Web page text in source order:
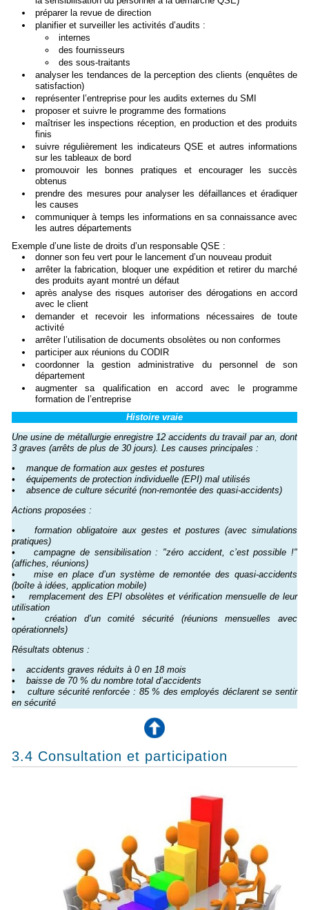
préparer la revue de direction
planifier et surveiller les activités d’audits :
internes
des fournisseurs
des sous-traitants
analyser les tendances de la perception des clients (enquêtes de
satisfaction)
représenter l’entreprise pour les audits externes du SMI
proposer et suivre le programme des formations
maîtriser les inspections réception, en production et des produits
finis
suivre régulièrement les indicateurs QSE et autres informations
sur les tableaux de bord
promouvoir les bonnes pratiques et encourager les succès
obtenus
prendre des mesures pour analyser les défaillances et éradiquer
les causes
communiquer à temps les informations en sa connaissance avec
les autres départements
Exemple d’une liste de droits d’un responsable QSE :
donner son feu vert pour le lancement d’un nouveau produit
arrêter la fabrication, bloquer une expédition et retirer du marché
des produits ayant montré un défaut
après analyse des risques autoriser des dérogations en accord
avec le client
demander et recevoir les informations nécessaires de toute
activité
arrêter l’utilisation de documents obsolètes ou non conformes
participer aux réunions du CODIR
coordonner la gestion administrative du personnel de son
département
augmenter sa qualification en accord avec le programme
formation de l’entreprise
Histoire vraie
Une usine de métallurgie enregistre 12 accidents du travail par an, dont
3 graves (arrêts de plus de 30 jours). Les causes principales :
• manque de formation aux gestes et postures
• équipements de protection individuelle (EPI) mal utilisés
• absence de culture sécurité (non-remontée des quasi-accidents)
Actions proposées :
• formation obligatoire aux gestes et postures (avec simulations
pratiques)
• campagne de sensibilisation : "zéro accident, c’est possible !"
(affiches, réunions)
• mise en place d’un système de remontée des quasi-accidents
(boîte à idées, application mobile)
• remplacement des EPI obsolètes et vérification mensuelle de leur
utilisation
• création d’un comité sécurité (réunions mensuelles avec
opérationnels)
Résultats obtenus :
• accidents graves réduits à 0 en 18 mois
• baisse de 70 % du nombre total d’accidents
• culture sécurité renforcée : 85 % des employés déclarent se sentir
en sécurité
3.4 Consultation et participation